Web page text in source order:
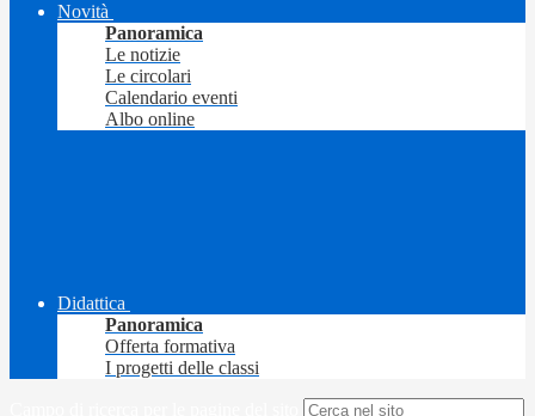
Novità
Panoramica
Le notizie
Le circolari
Calendario eventi
Albo online
Didattica
Panoramica
Offerta formativa
I progetti delle classi